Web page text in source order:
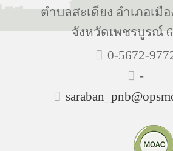
ตำบลสะเดียง อำเภอเมื
จังหวัดเพชรบูรณ์
0-5672-
-